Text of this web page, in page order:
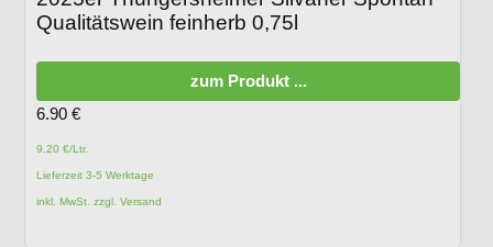
Qualitätswein feinherb 0,75l
9.20 €/Ltr.
Lieferzeit 3-5 Werktage
inkl. MwSt. zzgl. Versand
6.90 €
zum Produkt ...